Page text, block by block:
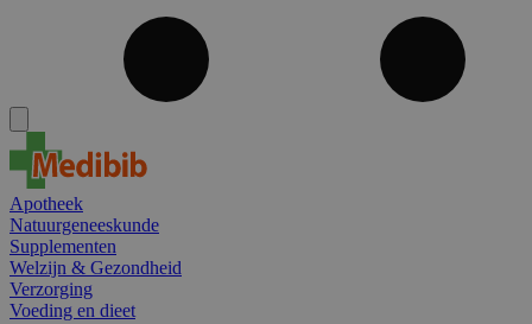
Apotheek
Natuurgeneeskunde
Supplementen
Welzijn & Gezondheid
Verzorging
Voeding en dieet